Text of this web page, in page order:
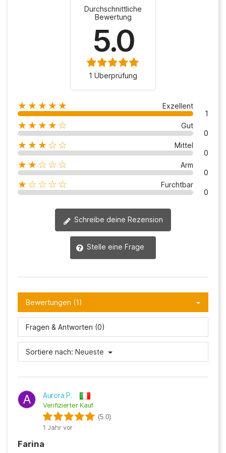
Durchschnittliche
Bewertung
5.0
1 Überprüfung
★★★★★ Exzellent
1
★★★★☆ Gut
0
★★★☆☆ Mittel
0
★★☆☆☆ Arm
0
★☆☆☆☆ Furchtbar
0
Schreibe deine Rezension
Stelle eine Frage
Bewertungen (1)
Fragen & Antworten (0)
Sortiere nach: Neueste
A Aurora P.
Verifizierter Kauf
(5.0)
1 Jahr vor
Farina